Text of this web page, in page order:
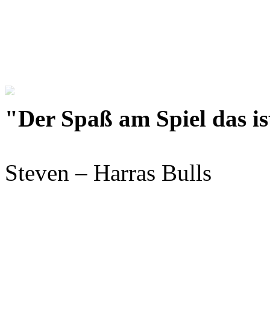
"Der Spaß am Spiel das
Steven – Harras Bulls